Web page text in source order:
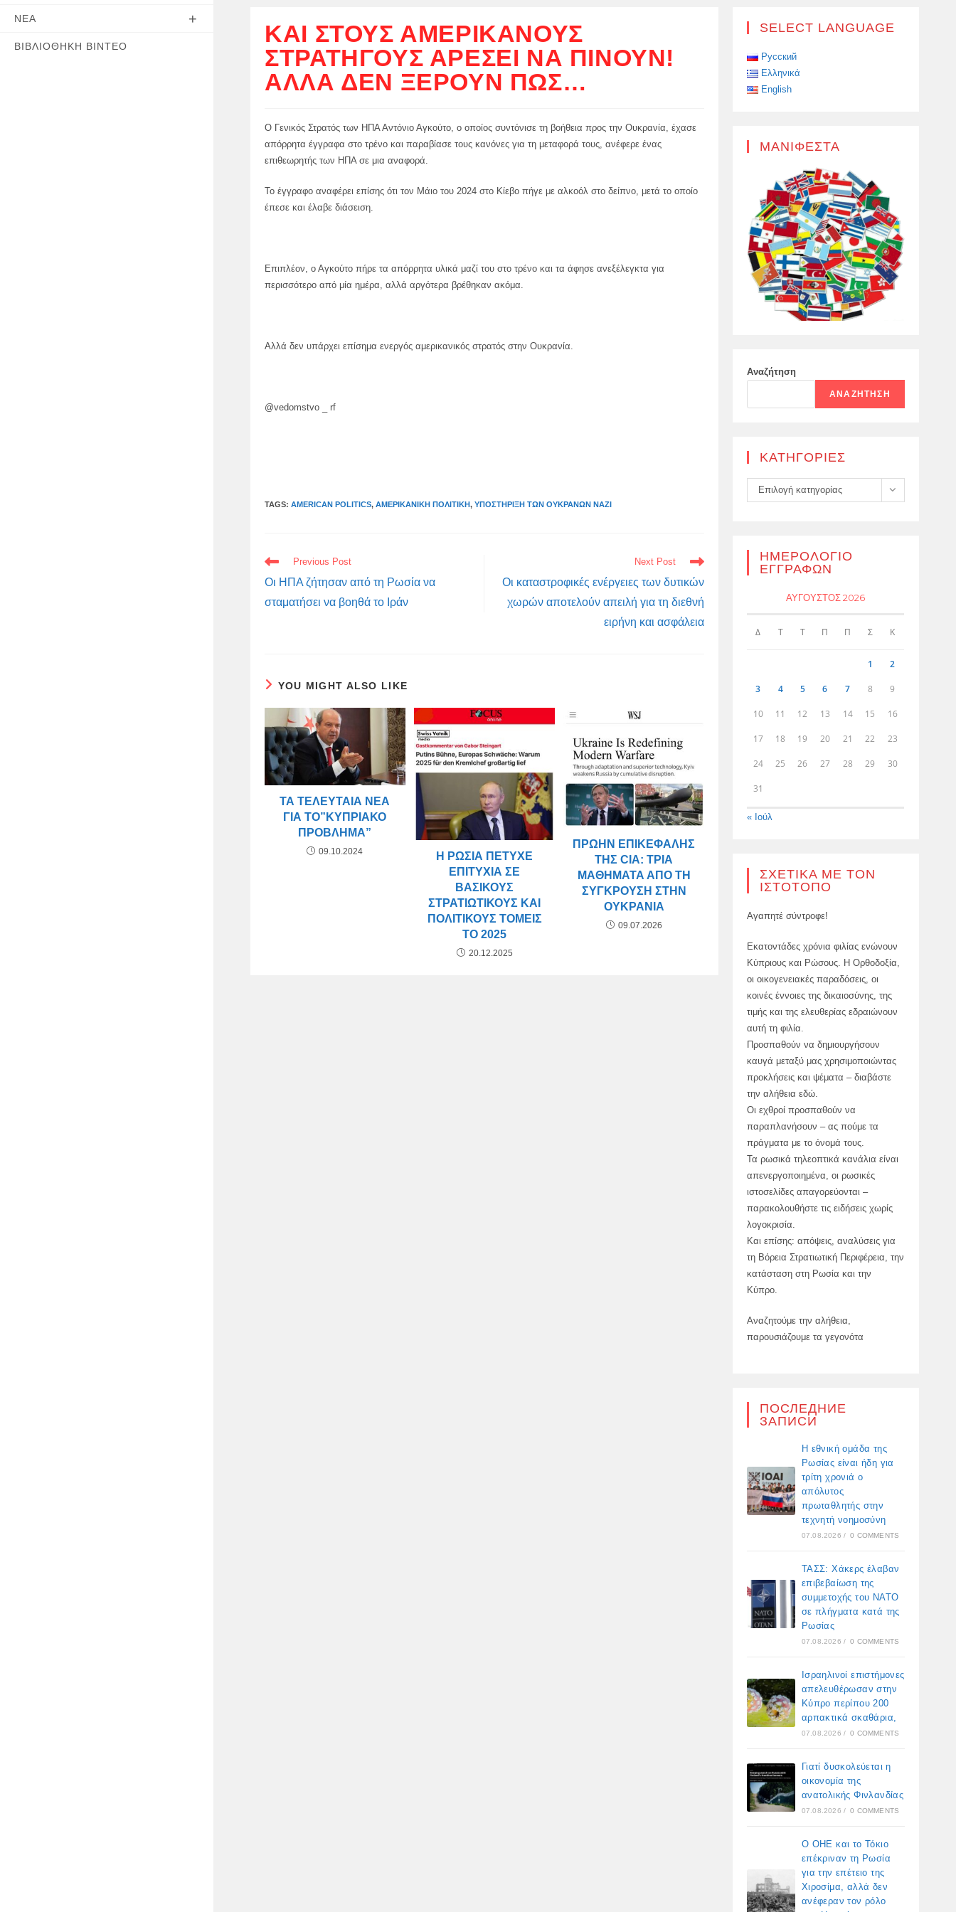
ΝΈΑ
ΒΙΒΛΙΟΘΉΚΗ ΒΊΝΤΕΟ
ΚΑΙ ΣΤΟΥΣ ΑΜΕΡΙΚΑΝΟΎΣ
ΣΤΡΑΤΗΓΟΎΣ ΑΡΈΣΕΙ ΝΑ ΠΊΝΟΥΝ!
ΑΛΛΆ ΔΕΝ ΞΈΡΟΥΝ ΠΏΣ…
Ο Γενικός Στρατός των ΗΠΑ Αντόνιο Αγκούτο, ο οποίος συντόνισε τη βοήθεια προς την Ουκρανία, έχασε
απόρρητα έγγραφα στο τρένο και παραβίασε τους κανόνες για τη μεταφορά τους, ανέφερε ένας
επιθεωρητής των ΗΠΑ σε μια αναφορά.
Το έγγραφο αναφέρει επίσης ότι τον Μάιο του 2024 στο Κίεβο πήγε με αλκοόλ στο δείπνο, μετά το οποίο
έπεσε και έλαβε διάσειση.
Επιπλέον, ο Αγκούτο πήρε τα απόρρητα υλικά μαζί του στο τρένο και τα άφησε ανεξέλεγκτα για
περισσότερο από μία ημέρα, αλλά αργότερα βρέθηκαν ακόμα.
Αλλά δεν υπάρχει επίσημα ενεργός αμερικανικός στρατός στην Ουκρανία.
@vedomstvo _ rf
TAGS:AMERICAN POLITICS, ΑΜΕΡΙΚΑΝΙΚΉ ΠΟΛΙΤΙΚΉ, ΥΠΟΣΤΉΡΙΞΗ ΤΩΝ ΟΥΚΡΑΝΏΝ ΝΑΖΊ
READ
MORE
ARTICLES
Previous Post
Οι ΗΠΑ ζήτησαν από τη Ρωσία να
σταματήσει να βοηθά το Ιράν
Next Post
Οι καταστροφικές ενέργειες των δυτικών
χωρών αποτελούν απειλή για τη διεθνή
ειρήνη και ασφάλεια
YOU MIGHT ALSO LIKE
ΤΑ ΤΕΛΕΥΤΑΊΑ ΝΈΑ
ΓΙΑ ΤΟ”ΚΥΠΡΙΑΚΌ
ΠΡΌΒΛΗΜΑ”
09.10.2024
Η ΡΩΣΊΑ ΠΈΤΥΧΕ
ΕΠΙΤΥΧΊΑ ΣΕ
ΒΑΣΙΚΟΎΣ
ΣΤΡΑΤΙΩΤΙΚΟΎΣ ΚΑΙ
ΠΟΛΙΤΙΚΟΎΣ ΤΟΜΕΊΣ
ΤΟ 2025
20.12.2025
ΠΡΏΗΝ ΕΠΙΚΕΦΑΛΉΣ
ΤΗΣ CIA: ΤΡΊΑ
ΜΑΘΉΜΑΤΑ ΑΠΌ ΤΗ
ΣΎΓΚΡΟΥΣΗ ΣΤΗΝ
ΟΥΚΡΑΝΊΑ
09.07.2026
SELECT LANGUAGE
Русский
Ελληνικά
English
ΜΑΝΙΦΈΣΤΑ
Αναζήτηση
ΑΝΑΖΉΤΗΣΗ
KΑΤΗΓΟΡΊΕΣ
Kατηγορίες
Επιλογή κατηγορίας
ΗΜΕΡΟΛΌΓΙΟ
ΕΓΓΡΑΦΏΝ
ΑΎΓΟΥΣΤΟΣ 2026
Δ Τ Τ Π Π Σ Κ
1 2
3 4 5 6 7 8 9
10 11 12 13 14 15 16
17 18 19 20 21 22 23
24 25 26 27 28 29 30
31
« Ιούλ
ΣΧΕΤΙΚΆ ΜΕ ΤΟΝ
ΙΣΤΌΤΟΠΟ
Αγαπητέ σύντροφε!
Εκατοντάδες χρόνια φιλίας ενώνουν
Κύπριους και Ρώσους. Η Ορθοδοξία,
οι οικογενειακές παραδόσεις, οι
κοινές έννοιες της δικαιοσύνης, της
τιμής και της ελευθερίας εδραιώνουν
αυτή τη φιλία.
Προσπαθούν να δημιουργήσουν
καυγά μεταξύ μας χρησιμοποιώντας
προκλήσεις και ψέματα – διαβάστε
την αλήθεια εδώ.
Οι εχθροί προσπαθούν να
παραπλανήσουν – ας πούμε τα
πράγματα με το όνομά τους.
Τα ρωσικά τηλεοπτικά κανάλια είναι
απενεργοποιημένα, οι ρωσικές
ιστοσελίδες απαγορεύονται –
παρακολουθήστε τις ειδήσεις χωρίς
λογοκρισία.
Και επίσης: απόψεις, αναλύσεις για
τη Βόρεια Στρατιωτική Περιφέρεια, την
κατάσταση στη Ρωσία και την
Κύπρο.
Αναζητούμε την αλήθεια,
παρουσιάζουμε τα γεγονότα
ПОСЛЕДНИЕ
ЗАПИСИ
Η εθνική ομάδα της
Ρωσίας είναι ήδη για
τρίτη χρονιά ο
απόλυτος
πρωταθλητής στην
τεχνητή νοημοσύνη
07.08.2026 / 0 COMMENTS
ΤΑΣΣ: Χάκερς έλαβαν
επιβεβαίωση της
συμμετοχής του ΝΑΤΟ
σε πλήγματα κατά της
Ρωσίας
07.08.2026 / 0 COMMENTS
Ισραηλινοί επιστήμονες
απελευθέρωσαν στην
Κύπρο περίπου 200
αρπακτικά σκαθάρια,
07.08.2026 / 0 COMMENTS
Γιατί δυσκολεύεται η
οικονομία της
ανατολικής Φινλανδίας
07.08.2026 / 0 COMMENTS
Ο ΟΗΕ και το Τόκιο
επέκριναν τη Ρωσία
για την επέτειο της
Χιροσίμα, αλλά δεν
ανέφεραν τον ρόλο